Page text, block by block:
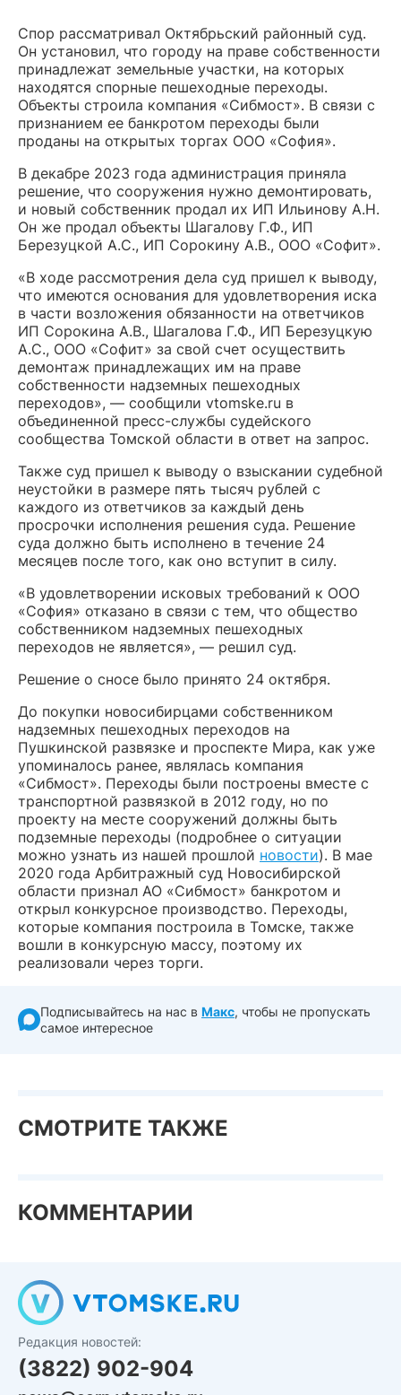
Спор рассматривал Октябрьский районный суд.
Он установил, что городу на праве собственности
принадлежат земельные участки, на которых
находятся спорные пешеходные переходы.
Объекты строила компания «Сибмост». В связи с
признанием ее банкротом переходы были
проданы на открытых торгах ООО «София».
В декабре 2023 года администрация приняла
решение, что сооружения нужно демонтировать,
и новый собственник продал их ИП Ильинову А.Н.
Он же продал объекты Шагалову Г.Ф., ИП
Березуцкой А.С., ИП Сорокину А.В., ООО «Софит».
«В ходе рассмотрения дела суд пришел к выводу,
что имеются основания для удовлетворения иска
в части возложения обязанности на ответчиков
ИП Сорокина А.В., Шагалова Г.Ф., ИП Березуцкую
А.С., ООО «Софит» за свой счет осуществить
демонтаж принадлежащих им на праве
собственности надземных пешеходных
переходов», — сообщили vtomske.ru в
объединенной пресс-службы судейского
сообщества Томской области в ответ на запрос.
Также суд пришел к выводу о взыскании судебной
неустойки в размере пять тысяч рублей с
каждого из ответчиков за каждый день
просрочки исполнения решения суда. Решение
суда должно быть исполнено в течение 24
месяцев после того, как оно вступит в силу.
«В удовлетворении исковых требований к ООО
«София» отказано в связи с тем, что общество
собственником надземных пешеходных
переходов не является», — решил суд.
Решение о сносе было принято 24 октября.
До покупки новосибирцами собственником
надземных пешеходных переходов на
Пушкинской развязке и проспекте Мира, как уже
упоминалось ранее, являлась компания
«Сибмост». Переходы были построены вместе с
транспортной развязкой в 2012 году, но по
проекту на месте сооружений должны быть
подземные переходы (подробнее о ситуации
можно узнать из нашей прошлой новости). В мае
2020 года Арбитражный суд Новосибирской
области признал АО «Сибмост» банкротом и
открыл конкурсное производство. Переходы,
которые компания построила в Томске, также
вошли в конкурсную массу, поэтому их
реализовали через торги.
Подписывайтесь на нас в Макс, чтобы не пропускать
самое интересное
СМОТРИТЕ ТАКЖЕ
КОММЕНТАРИИ
Редакция новостей:
(3822) 902-904